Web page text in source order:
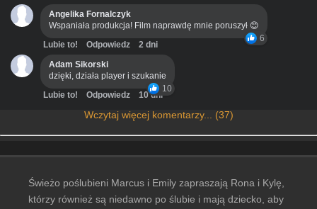
Angelika Fornalczyk
Wspaniała produkcja! Film naprawdę mnie poruszył 😊
6
Lubie to! Odpowiedz
2 dni
Adam Sikorski
dzięki, działa player i szukanie
10
Lubie to! Odpowiedz 10 dni
Wczytaj więcej komentarzy... (37)
Świeżo poślubieni Marcus i Emily zapraszają Rona i Kylę,
którzy również są niedawno po ślubie i mają dziecko, aby